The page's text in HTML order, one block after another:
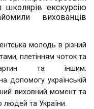
екскурсію
вихованців
молодь в різний
плетінням чоток та
та іншим.
допомогу українській
виховний момент та
людей та України.